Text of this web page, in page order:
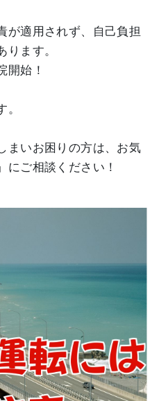
が適用されず、自己負担
ります。
開始！
まいお困りの方は、お気
にご相談ください！